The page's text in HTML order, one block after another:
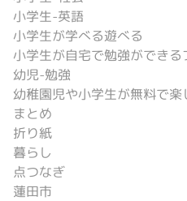
小学生-英語
小学生が学べる遊べる
小学生が自宅で勉強ができる
幼児-勉強
幼稚園児や小学生が無料で楽
まとめ
折り紙
暮らし
点つなぎ
蓮田市